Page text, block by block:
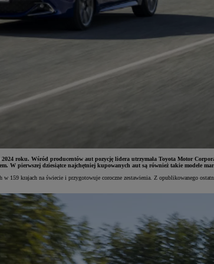
roku. Wśród producentów aut pozycję lidera utrzymała Toyota Motor
W pierwszej dziesiątce najchętniej kupowanych aut są również takie modele
159 krajach na świecie i przygotowuje coroczne zestawienia. Z opublikowanego